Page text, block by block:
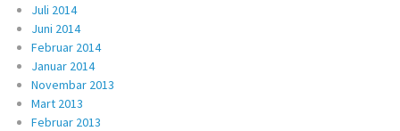
Juli 2014
Juni 2014
Februar 2014
Januar 2014
Novembar 2013
Mart 2013
Februar 2013